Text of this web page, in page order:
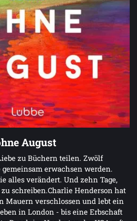
August
zu Büchern teilen. Zwölf
erwachsen werden.
alles verändert. Und zehn Tage,
schreiben.Charlie Henderson hat
Mauern verschlossen und lebt ein
in London - bis eine Erbschaft